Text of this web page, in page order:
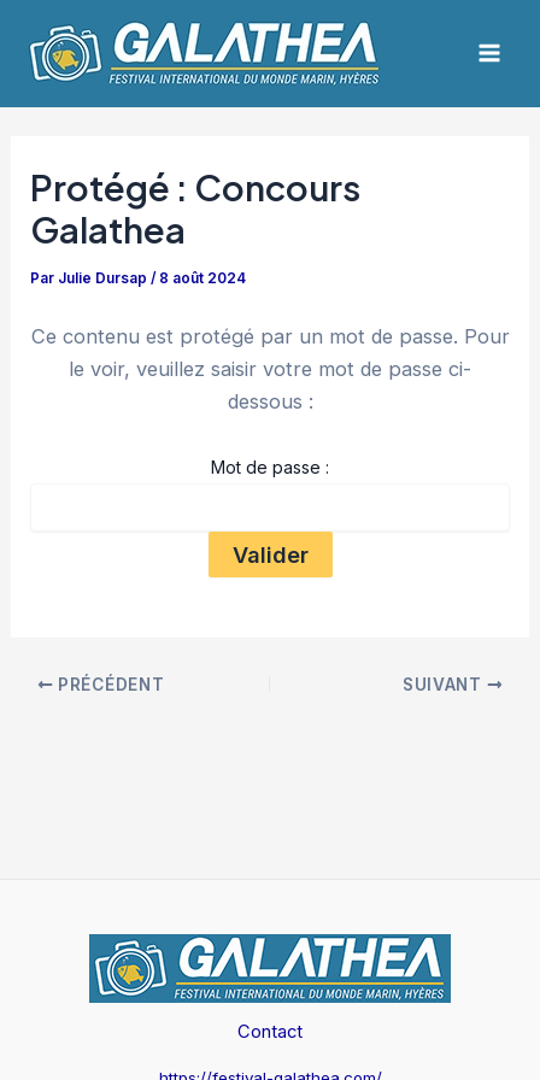
contenu
Protégé : Concours
Galathea
Par Julie Dursap/ 8 août 2024
Ce contenu est protégé par un mot de passe. Pour
le voir, veuillez saisir votre mot de passe ci-
dessous :
Mot de passe :
des
articles
PRÉCÉDENT SUIVANT
Contact